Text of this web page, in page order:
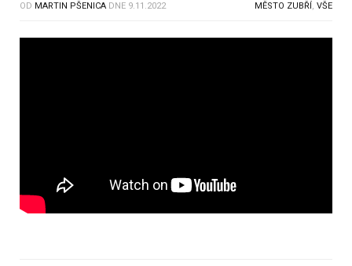
OD MARTIN PŠENICA DNE 9.11.2022 MĚSTO ZUBŘÍ , VŠE